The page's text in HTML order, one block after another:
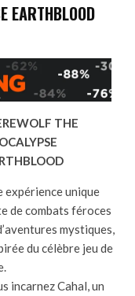
EARTHBLOOD
THE
expérience unique
de combats féroces
mystiques,
du célèbre jeu de
incarnez Cahal, un